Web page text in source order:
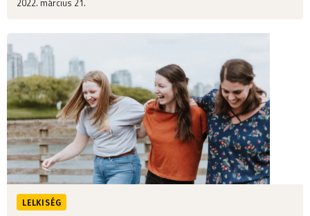
2022. március 21.
LELKISÉG